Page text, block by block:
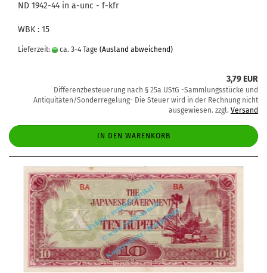
ND 1942-44 in a-unc - f-kfr
WBK : 15
Lieferzeit: ca. 3-4 Tage (Ausland abweichend)
3,79 EUR
Differenzbesteuerung nach § 25a UStG -Sammlungsstücke und
Antiquitäten/Sonderregelung- Die Steuer wird in der Rechnung nicht
ausgewiesen. zzgl. Versand
IN DEN WARENKORB